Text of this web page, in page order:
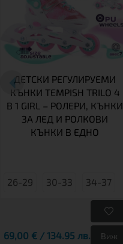
ДЕТСКИ РЕГУЛИРУЕМИ
КЪНКИ TEMPISH TRILO 4
В 1 GIRL – РОЛЕРИ, КЪНКИ
ЗА ЛЕД И РОЛКОВИ
КЪНКИ В ЕДНО
26-29 30-33 34-37
69,00 € / 134.95 лв. Виж